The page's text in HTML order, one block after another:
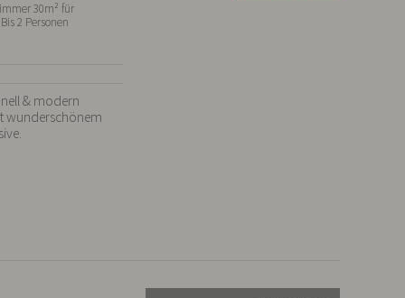
30m² für
2 Personen
& modern
wunderschönem